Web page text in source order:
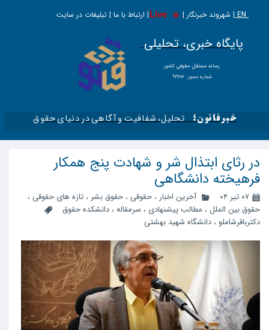
EN | شهروند خبرنگار | | ارتباط با ما | تبلیغات در سایت
Live
پایگاه خبری، تحلیلی
​​​​رسانه مستقل حقوقی کشور
شماره مجوز : ۹۳۶۱۷
خبرقانون؛ تحلیل، شفافیت و آگاهی در دنیای حقوق​​​​​​​
در رثای ابتذال شر و شهادت پنج همکار
فرهیخته دانشگاهی
۰۷ تیر ۰۴ آخرین اخبار ، حقوقی ، حقوق بشر ، تازه های حقوقی ،
حقوق بین الملل ، مطالب پیشنهادی ، سرمقاله ، دانشکده حقوق
دکترباقرشاملو ، دانشگاه شهید بهشتی